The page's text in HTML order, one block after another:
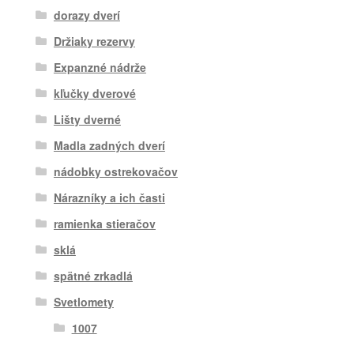
dorazy dverí
Držiaky rezervy
Expanzné nádrže
kľučky dverové
Lišty dverné
Madla zadných dverí
nádobky ostrekovačov
Nárazníky a ich časti
ramienka stieračov
sklá
spätné zrkadlá
Svetlomety
1007